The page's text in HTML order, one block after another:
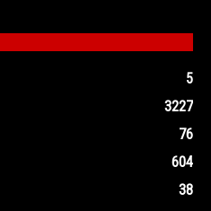
5
3227
76
604
38